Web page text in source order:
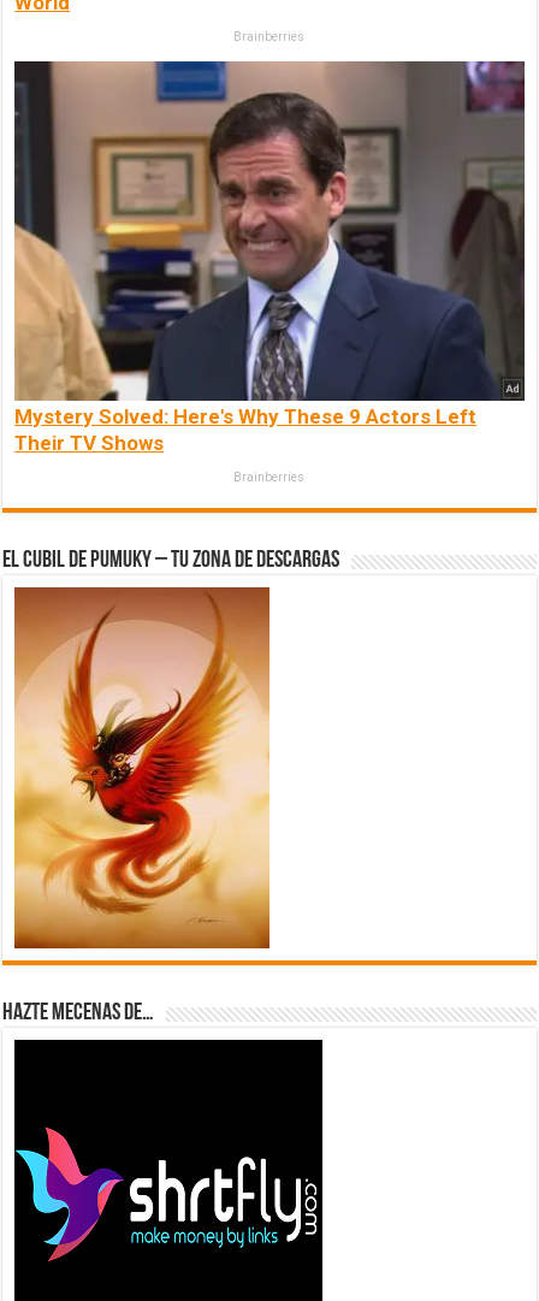
Brainberries
Mystery Solved: Here's Why These 9 Actors Left
Their TV Shows
Brainberries
El Cubil de Pumuky – Tu zona de Descargas
Hazte Mecenas de…